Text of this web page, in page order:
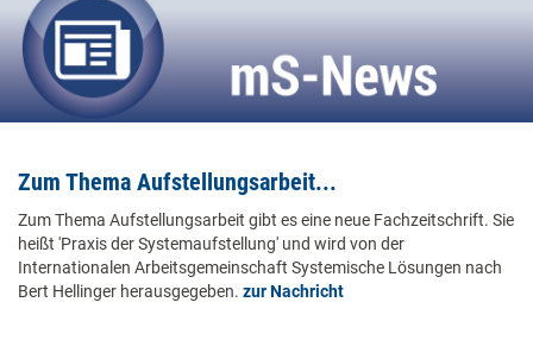
Zum Thema Aufstellungsarbeit...
Zum Thema Aufstellungsarbeit gibt es eine neue Fachzeitschrift. Sie
heißt 'Praxis der Systemaufstellung' und wird von der
Internationalen Arbeitsgemeinschaft Systemische Lösungen nach
Bert Hellinger herausgegeben. zur Nachricht